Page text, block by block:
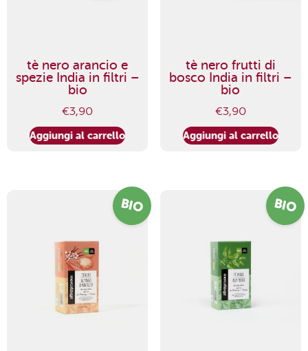
tè nero arancio e
spezie India in filtri –
bio
€3,90
Aggiungi al carrello
tè nero frutti di
bosco India in filtri –
bio
€3,90
Aggiungi al carrello
BIO BIO